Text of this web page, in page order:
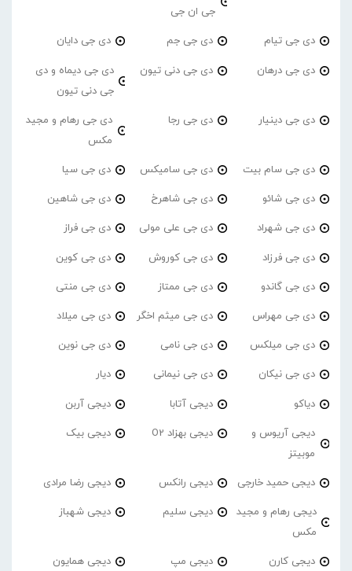
جی ان جی
دی جی تیام دی جی جم دی جی دایان
دی جی درهان دی جی دنی تیون
دی جی دیماه و دی
جی دنی تیون
دی جی دینیار دی جی رجا
دی جی رهام و مجید
مکس
دی جی سام بیت دی جی سامیکس دی جی سیا
دی جی شائو دی جی شاهرخ دی جی شاهین
دی جی شهراد دی جی علی مولی دی جی فراز
دی جی فرزاد دی جی کوروش دی جی کوین
دی جی گاندو دی جی ممتاز دی جی منتی
دی جی مهراس دی جی میثم اخگر دی جی میلاد
دی جی میلکس دی جی نامی دی جی نوین
دی جی نیکان دی جی نیمانی دیار
دیاکو دیجی آتابا دیجی آربن
دیجی آریوس و
موبیتز
دیجی بهزاد O2 دیجی بیک
دیجی حمید خارجی دیجی رانکس دیجی رضا مرادی
دیجی رهام و مجید
مکس
دیجی سلیم دیجی شهباز
دیجی کارن دیجی مپ دیجی همایون